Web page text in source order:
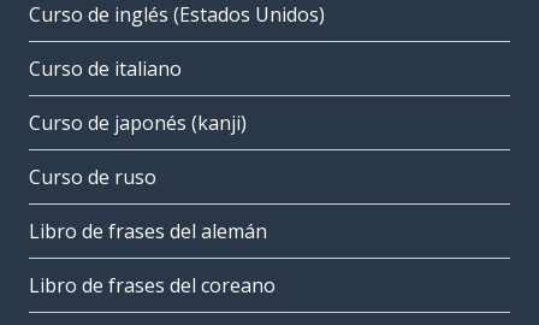
Curso de inglés (Estados Unidos)
Curso de italiano
Curso de japonés (kanji)
Curso de ruso
Libro de frases del alemán
Libro de frases del coreano